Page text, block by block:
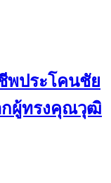
พประโคนชัย
กผู้ทรงคุณวุฒิ